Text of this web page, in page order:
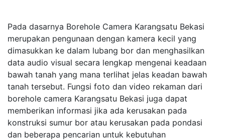
Pada dasarnya Borehole Camera Karangsatu Bekasi
merupakan pengunaan dengan kamera kecil yang
dimasukkan ke dalam lubang bor dan menghasilkan
data audio visual secara lengkap mengenai keadaan
bawah tanah yang mana terlihat jelas keadan bawah
tanah tersebut. Fungsi foto dan video rekaman dari
borehole camera Karangsatu Bekasi juga dapat
memberikan informasi jika ada kerusakan pada
konstruksi sumur bor atau kerusakan pada pondasi
dan beberapa pencarian untuk kebutuhan